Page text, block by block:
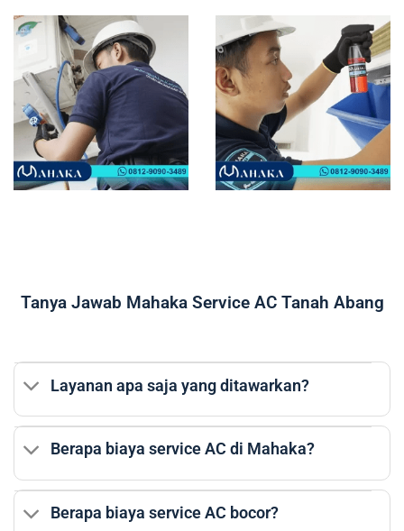
Tanya Jawab Mahaka Service AC Tanah Abang
Layanan apa saja yang ditawarkan?
Berapa biaya service AC di Mahaka?
Berapa biaya service AC bocor?